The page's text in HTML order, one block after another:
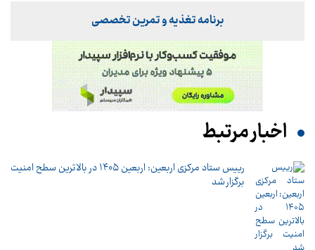
برنامه تغذیه و تمرین تخصصی
اخبار مرتبط
رییس ستاد مرکزی اربعین: اربعین ۱۴۰۵ در بالاترین سطح امنیت
برگزار شد